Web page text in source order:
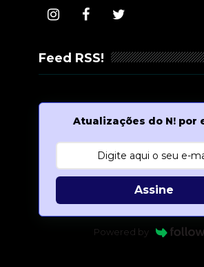
Feed RSS!
Atualizações do N! por
Assine
Powered by